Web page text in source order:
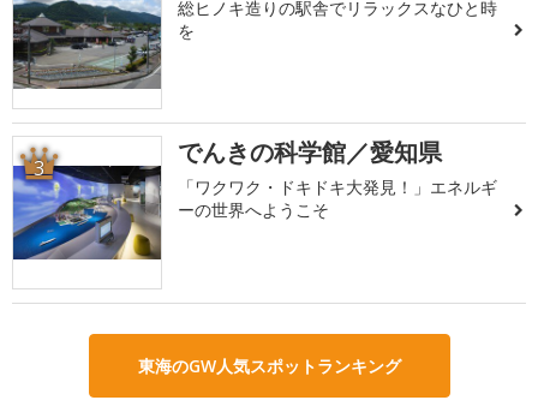
総ヒノキ造りの駅舎でリラックスなひと時
を
3 でんきの科学館／愛知県
「ワクワク・ドキドキ大発見！」エネルギ
ーの世界へようこそ
東海のGW人気スポットランキング